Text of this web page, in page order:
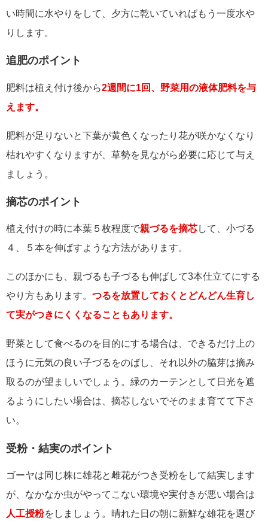
い時間に水やりをして、夕方に乾いていればもう一度水や
りします。
追肥のポイント
肥料は植え付け後から2週間に1回、野菜用の液体肥料を与
えます。
肥料が足りないと下葉が黄色くなったり花が咲かなくなり
枯れやすくなりますが、草勢を見ながら必要に応じて与え
ましょう。
摘芯のポイント
植え付けの時に本葉５枚程度で親づるを摘芯して、小づる
４、５本を伸ばすような方法があります。
このほかにも、親づるも子づるも伸ばして3本仕立てにする
やり方もあります。 つるを放置しておくとどんどん生育し
て実がつきにくくなることもあります。
野菜として食べるのを目的にする場合は、できるだけ上の
ほうに元気の良い子づるをのばし、それ以外の脇芽は摘み
取るのが望ましいでしょう。緑のカーテンとして日光を遮
るようにしたい場合は、摘芯しないでそのまま育てて下さ
い。
受粉・結実のポイント
ゴーヤは同じ株に雄花と雌花がつき受粉をして結実します
が、なかなか虫がやってこない環境や実付きが悪い場合は
人工授粉をしましょう。晴れた日の朝に新鮮な雄花を選び